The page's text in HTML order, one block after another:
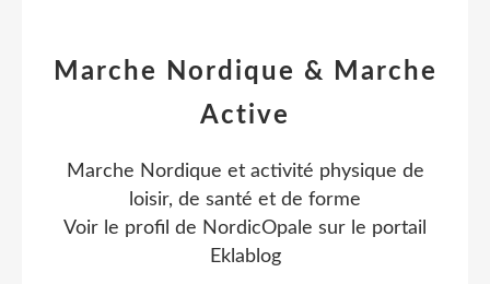
Marche Nordique & Marche
Active
Marche Nordique et activité physique de
loisir, de santé et de forme
Voir le profil de NordicOpale sur le portail
Eklablog